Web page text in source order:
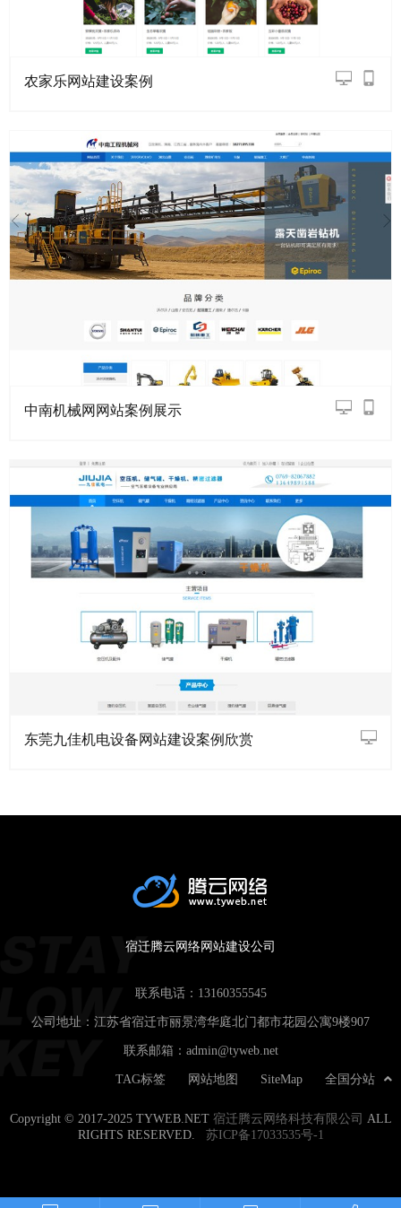
农家乐网站建设案例
中南机械网网站案例展示
东莞九佳机电设备网站建设案例欣赏
宿迁腾云网络网站建设公司
联系电话： 13160355545
公司地址：江苏省宿迁市丽景湾华庭北门都市花园公寓9楼907
联系邮箱： admin@tyweb.net
全国分站
SiteMap
网站地图
TAG标签
Copyright © 2017-2025 TYWEB.NET 宿迁腾云网络科技有限公司
ALL
RIGHTS RESERVED. 苏ICP备17033535号-1